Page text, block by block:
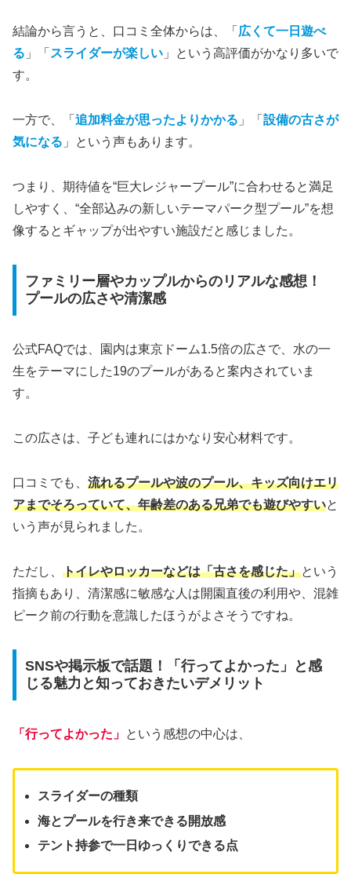
結論から言うと、口コミ全体からは、「 広くて一日遊べ
る 」「 スライダーが楽しい 」という高評価がかなり多いで
す。
一方で、「 追加料金が思ったよりかかる 」「 設備の古さが
気になる 」という声もあります。
つまり、期待値を“巨大レジャープール”に合わせると満足
しやすく、“全部込みの新しいテーマパーク型プール”を想
像するとギャップが出やすい施設だと感じました。
ファミリー層やカップルからのリアルな感想！
プールの広さや清潔感
公式FAQでは、園内は東京ドーム1.5倍の広さで、水の一
生をテーマにした19のプールがあると案内されていま
す。
この広さは、子ども連れにはかなり安心材料です。
口コミでも、 流れるプールや波のプール、キッズ向けエリ
アまでそろっていて、年齢差のある兄弟でも遊びやすいと
いう声が見られました。
ただし、 トイレやロッカーなどは「古さを感じた」という
指摘もあり、清潔感に敏感な人は開園直後の利用や、混雑
ピーク前の行動を意識したほうがよさそうですね。
SNSや掲示板で話題！「行ってよかった」と感
じる魅力と知っておきたいデメリット
「行ってよかった」 という感想の中心は、
スライダーの種類
海とプールを行き来できる開放感
テント持参で一日ゆっくりできる点